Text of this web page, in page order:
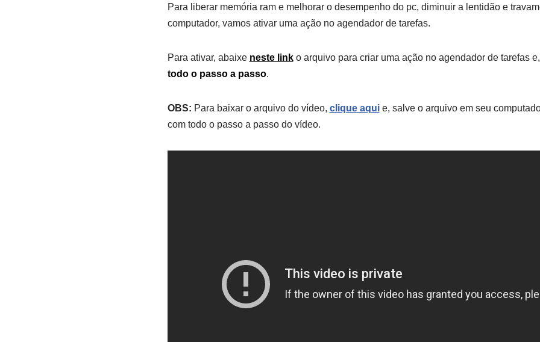
Para liberar memória ram e melhorar o desempenho do pc, diminuir a lentidão e
computador, vamos ativar uma ação no agendador de tarefas.
Para ativar, abaixe neste linko arquivo para criar uma ação no agendador de tarefas
todo o passo a passo.
OBS: Para baixar o arquivo do vídeo, clique aqui e, salve o arquivo em seu
com todo o passo a passo do vídeo.